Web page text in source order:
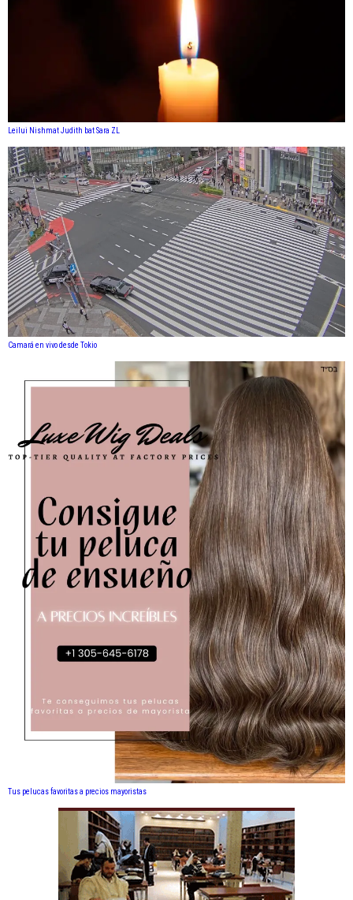
Leilui Nishmat Judith bat Sara ZL
Camará en vivo desde Tokio
Tus pelucas favoritas a precios mayoristas